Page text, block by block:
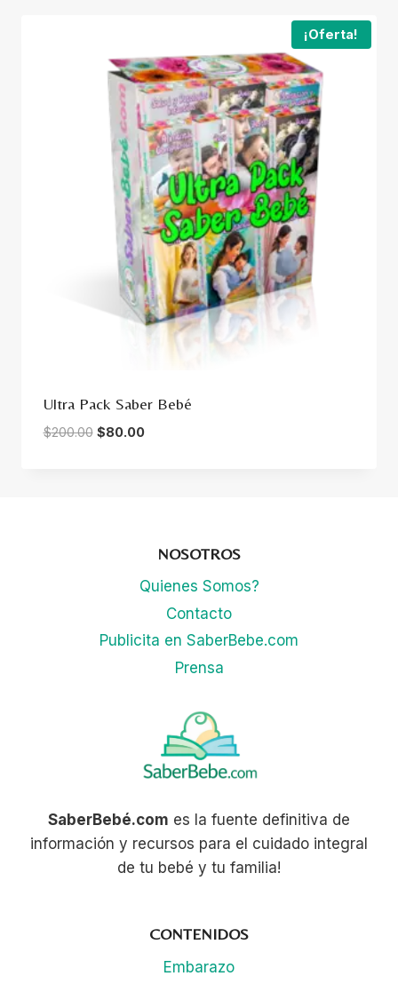
¡Oferta!
Ultra Pack Saber Bebé
$200.00 El
$80.00El
NOSOTROS
Quienes Somos?
Contacto
Publicita en SaberBebe.com
Prensa
SaberBebé.com es la fuente definitiva de
información y recursos para el cuidado integral
de tu bebé y tu familia!
CONTENIDOS
Embarazo